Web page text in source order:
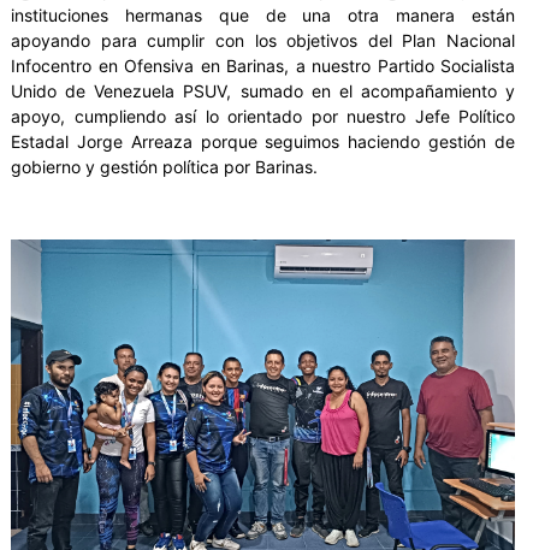
instituciones hermanas que de una otra manera están
apoyando para cumplir con los objetivos del Plan Nacional
Infocentro en Ofensiva en Barinas, a nuestro Partido Socialista
Unido de Venezuela PSUV, sumado en el acompañamiento y
apoyo, cumpliendo así lo orientado por nuestro Jefe Político
Estadal Jorge Arreaza porque seguimos haciendo gestión de
gobierno y gestión política por Barinas.